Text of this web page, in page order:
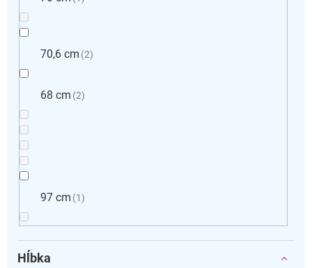
70,6 cm 2
68 cm 2
97 cm 1
Hĺbka